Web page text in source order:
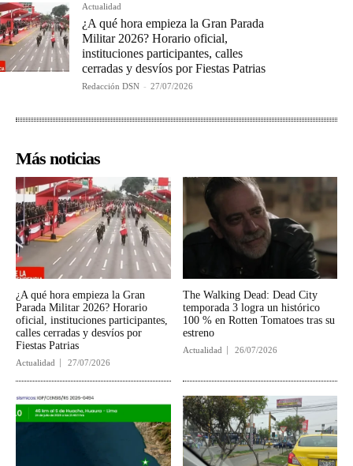
Actualidad
¿A qué hora empieza la Gran Parada
Militar 2026? Horario oficial,
instituciones participantes, calles
cerradas y desvíos por Fiestas Patrias
Redacción DSN - 27/07/2026
Más noticias
¿A qué hora empieza la Gran
Parada Militar 2026? Horario
oficial, instituciones participantes,
calles cerradas y desvíos por
Fiestas Patrias
Actualidad 27/07/2026
The Walking Dead: Dead City
temporada 3 logra un histórico
100 % en Rotten Tomatoes tras su
estreno
Actualidad 26/07/2026